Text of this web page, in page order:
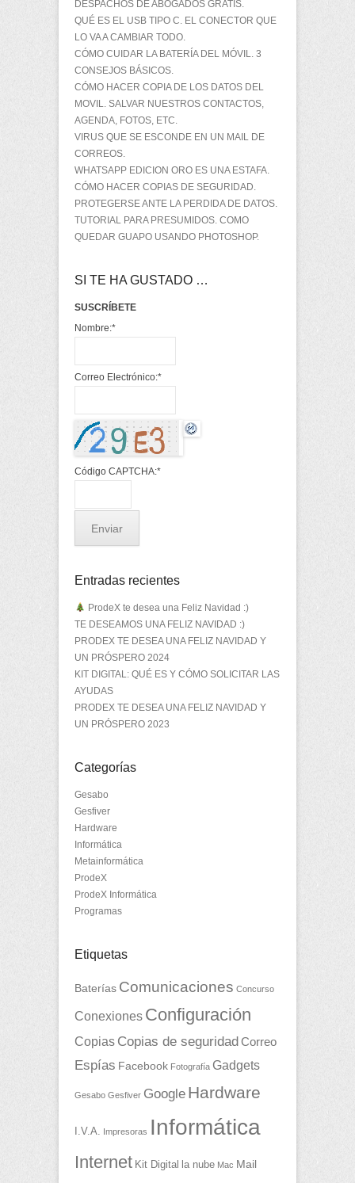
DESPACHOS DE ABOGADOS GRATIS.
QUÉ ES EL USB TIPO C. EL CONECTOR QUE
LO VA A CAMBIAR TODO.
CÓMO CUIDAR LA BATERÍA DEL MÓVIL. 3
CONSEJOS BÁSICOS.
CÓMO HACER COPIA DE LOS DATOS DEL
MOVIL. SALVAR NUESTROS CONTACTOS,
AGENDA, FOTOS, ETC.
VIRUS QUE SE ESCONDE EN UN MAIL DE
CORREOS.
WHATSAPP EDICION ORO ES UNA ESTAFA.
CÓMO HACER COPIAS DE SEGURIDAD.
PROTEGERSE ANTE LA PERDIDA DE DATOS.
TUTORIAL PARA PRESUMIDOS. COMO
QUEDAR GUAPO USANDO PHOTOSHOP.
SI TE HA GUSTADO …
SUSCRÍBETE
Nombre:*
Correo Electrónico:*
Código CAPTCHA:*
Entradas recientes
ProdeX te desea una Feliz Navidad :)
TE DESEAMOS UNA FELIZ NAVIDAD :)
PRODEX TE DESEA UNA FELIZ NAVIDAD Y
UN PRÓSPERO 2024
KIT DIGITAL: QUÉ ES Y CÓMO SOLICITAR LAS
AYUDAS
PRODEX TE DESEA UNA FELIZ NAVIDAD Y
UN PRÓSPERO 2023
Categorías
Gesabo
Gesfiver
Hardware
Informática
Metainformática
ProdeX
ProdeX Informática
Programas
Etiquetas
Baterías Comunicaciones Concurso
Conexiones Configuración
Copias Copias de seguridadCorreo
Espías Facebook Fotografía Gadgets
Gesabo Gesfiver Google Hardware
I.V.A. Impresoras Informática
Internet Kit Digital la nube Mac Mail